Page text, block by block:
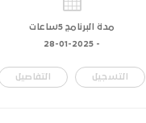
مدة البرنامج 5ساعات
-
28-01-2025
التسجيل التفاصيل